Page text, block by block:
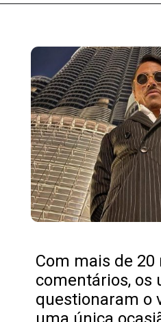
Com mais de 20
comentários, os
questionaram o